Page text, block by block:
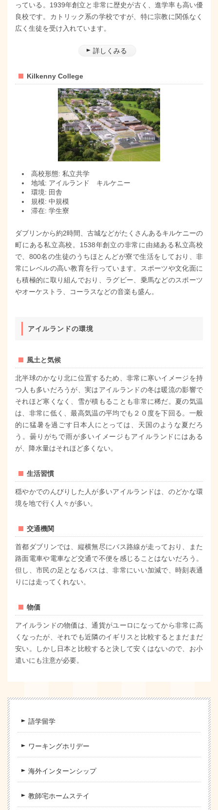
っている。1939年創立と非常に歴史が古く、進学率も高い優
良校です。カトリック系の学校ですが、特に宗教に関係なく
広く生徒を受け入れています。
詳しくみる
Kilkenny College
高校形態: 私立共学
地域: アイルランド キルケニー
環境: 田舎
規模: 中規模
滞在: 学生寮
ダブリンから約2時間、古城などがたくさんあるキルケニーの
町にある私立高校。1538年創立の非常に由緒ある私立高校
で、800名の生徒のうちほとんどが寮で生活をしており、非
常にレベルの高い教育を行っています。スポーツや文化面に
も積極的に取り組んでおり、ラグビー、乗馬などのスポーツ
やオーケストラ、コーラスなどの音楽も盛ん。
アイルランドの環境
風土と気候
北半球のかなり北に位置するため、非常に寒いイメージを持
つ人も多いだろうが、実はアイルランドの冬は暖流の影響で
それほど寒くなく、雪が積もることも非常に稀だ。夏の気温
は、非常に低く、最高気温の平均でも２０度を下回る。一般
的に猛暑を過ごす日本人にとっては、天国のような夏だろ
う。曇りがちで雨が多いイメージもアイルランドにはある
が、降水量はそれほど多くない。
生活習慣
穏やかでのんびりした人が多いアイルランドは、のどかな環
境を地で行く人々が多い。
交通機関
首都ダブリンでは、縦横無尽にバス路線が走っており、また
路面電車や電車など交通で不便を感じることはないだろう。
但し、市民の足となるバスは、非常にいい加減で、時刻表通
りには走ってくれない。
物価
アイルランドの物価は、通貨がユーロになってから非常に高
くなったが、それでも近隣のイギリスと比較するとまだまだ
安い。しかし日本と比較すると決して安くはないので、お小
遣いにも注意が必要。
語学留学
ワーキングホリデー
海外インターンシップ
教師宅ホームステイ